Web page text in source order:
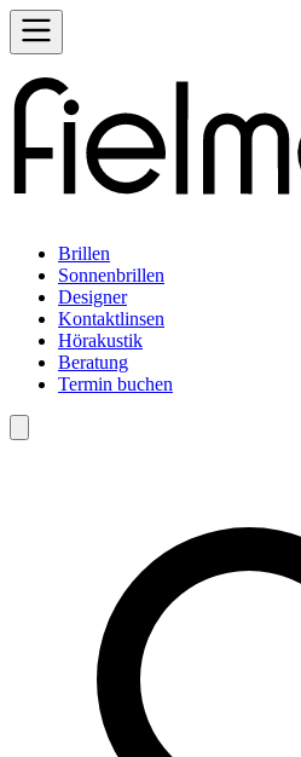
Brillen
Sonnenbrillen
Designer
Kontaktlinsen
Hörakustik
Beratung
Termin buchen